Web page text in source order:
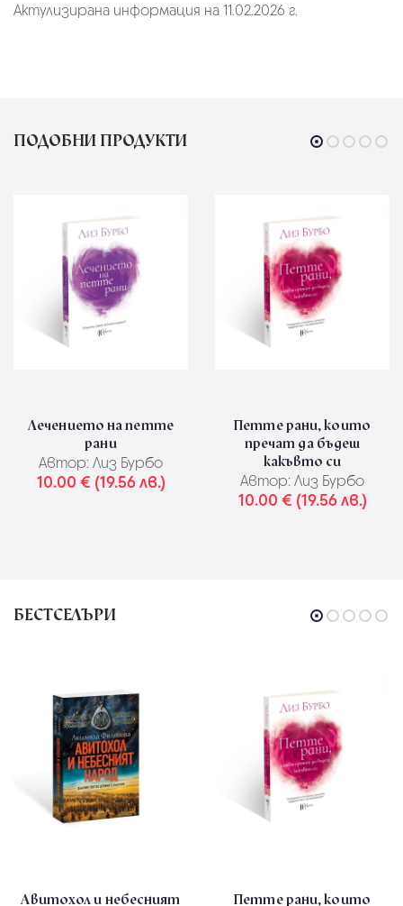
Актулизирана информация на 11.02.2026 г.
ПОДОБНИ ПРОДУКТИ
Лечението на петте
рани
Автор: Лиз Бурбо
10.00 € (19.56 лв.)
Петте рани, които
пречат да бъдеш
какъвто си
Автор: Лиз Бурбо
10.00 € (19.56 лв.)
БЕСТСЕЛЪРИ
Авитохол и небесният
Петте рани, които